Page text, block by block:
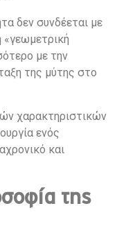
δεν συνδέεται με
«γεωμετρική
με την
της μύτης στο
χαρακτηριστικών
ενός
και
της